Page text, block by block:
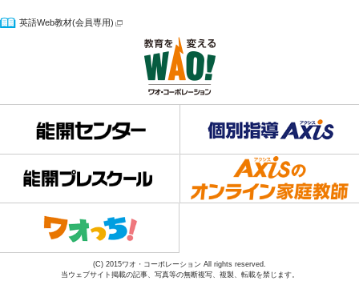
英語Web教材(会員専用)
(C) 2015ワオ・コーポレーション All rights reserved.
当ウェブサイト掲載の記事、写真等の無断複写、複製、転載を禁じます。